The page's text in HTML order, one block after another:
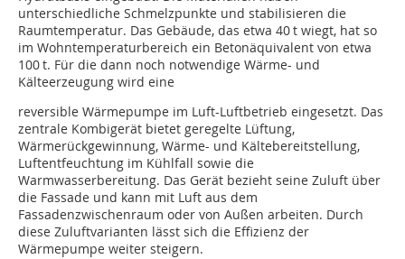
unterschiedliche Schmelzpunkte und stabilisieren die
Raumtemperatur. Das Gebäude, das etwa 40 t wiegt, hat so
im Wohntemperaturbereich ein Betonäquivalent von etwa
100 t. Für die dann noch notwendige Wärme- und
Kälteerzeugung wird eine
reversible Wärmepumpe im Luft-Luftbetrieb eingesetzt. Das
zentrale Kombigerät bietet geregelte Lüftung,
Wärmerückgewinnung, Wär­me- und Kältebereitstellung,
Luftentfeuchtung im Kühlfall sowie die
Warmwasserbereitung. Das Gerät bezieht seine Zuluft über
die Fassade und kann mit Luft aus dem
Fassadenzwischenraum oder von Außen arbeiten. Durch
diese Zuluftvarianten lässt sich die Effizienz der
Wärmepumpe weiter steigern.